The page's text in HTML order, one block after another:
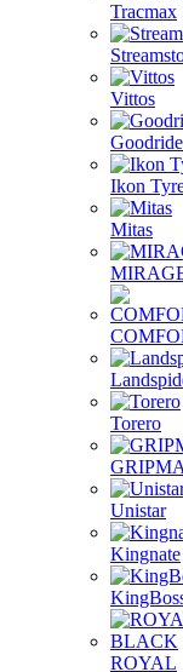
Tracmax
Vittos
Goodride
Ikon
Mitas
Torero
Unistar
Kingnate
ROYAL